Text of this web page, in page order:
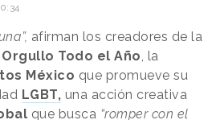
afirman los creadores de la
Orgullo Todo el Año, la
México que promueve su
LGBT, una acción creativa
que busca “romper con el